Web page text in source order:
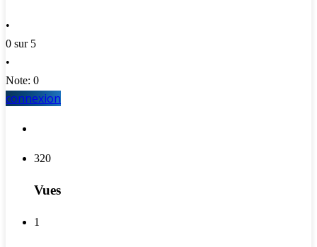
•
0 sur 5
•
Note: 0
connexion
320
Vues
1